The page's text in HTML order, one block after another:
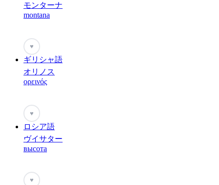
モンターナ
montana
♥
ギリシャ語
オリノス
ορεινός
♥
ロシア語
ヴイサター
высота
♥